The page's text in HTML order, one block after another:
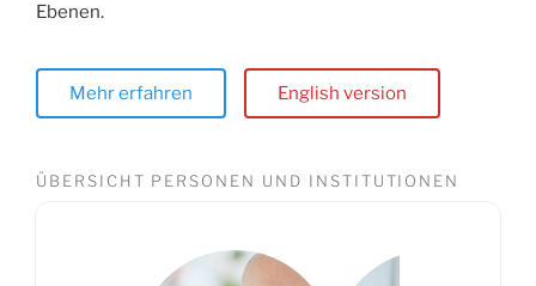
Ebenen.
Mehr erfahren English version
ÜBERSICHT PERSONEN UND INSTITUTIONEN